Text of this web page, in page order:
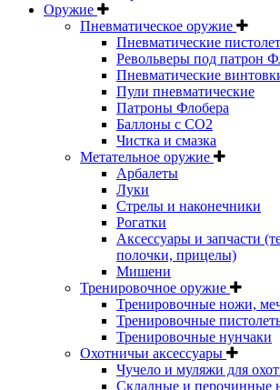
Оружие
Пневматическое оружие
Пневматические
Револьверы под патрон
Пневматические
Пули пневматические
Патроны Флобера
Баллоны с CO2
Чистка и смазка
Метательное оружие
Арбалеты
Луки
Стрелы и наконечники
Рогатки
Аксессуары и запчасти
полочки, прицелы)
Мишени
Тренировочное оружие
Тренировочные ножи,
Тренировочные
Тренировочные нунчаки
Охотничьи аксессуары
Чучело и муляжи для
Складные и перочинные